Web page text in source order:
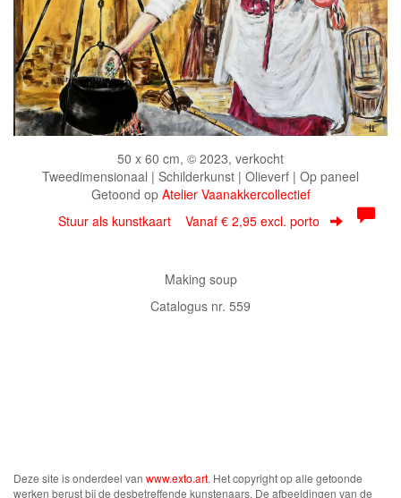
50 x 60 cm, © 2023, verkocht
Tweedimensionaal | Schilderkunst | Olieverf | Op paneel
Getoond op Atelier Vaanakkercollectief
Stuur als kunstkaart Vanaf € 2,95 excl. porto
Making soup
Catalogus nr. 559
Deze site is onderdeel van www.exto.art. Het copyright op alle getoonde
werken berust bij de desbetreffende kunstenaars. De afbeeldingen van de